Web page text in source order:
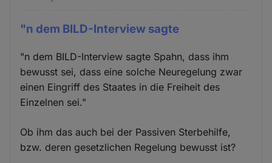
"n dem BILD-Interview sagte
"n dem BILD-Interview sagte Spahn, dass ihm
bewusst sei, dass eine solche Neuregelung zwar
einen Eingriff des Staates in die Freiheit des
Einzelnen sei."
Ob ihm das auch bei der Passiven Sterbehilfe,
bzw. deren gesetzlichen Regelung bewusst ist?